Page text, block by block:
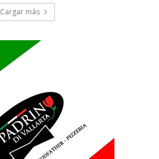
Cargar más